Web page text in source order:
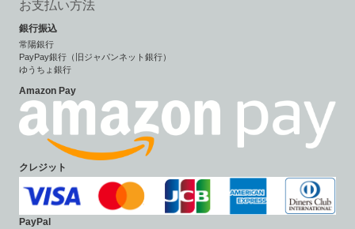
お支払い方法
銀行振込
常陽銀行
PayPay銀行（旧ジャパンネット銀行）
ゆうちょ銀行
Amazon Pay
クレジット
PayPal